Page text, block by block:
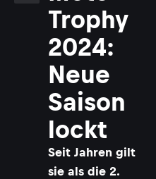
Trophy
2024:
Neue
Saison
lockt
Seit Jahren gilt
sie als die 2.